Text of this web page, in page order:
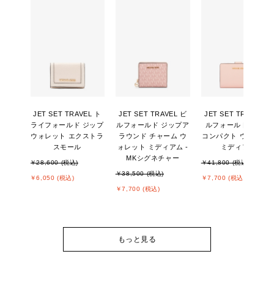
JET SET TRAVEL ト
ライフォールド ジップ
ウォレット エクストラ
スモール
￥28,600 (税込)
￥6,050 (税込)
JET SET TRAVEL ビ
ルフォールド ジップア
ラウンド チャーム ウ
ォレット ミディアム -
MKシグネチャー
￥38,500 (税込)
￥7,700 (税込)
JET SET TRAVEL ビ
ルフォールド ジップ
コンパクト ウォレッ
ミディアム
￥41,800 (税込)
￥7,700 (税込)
もっと見る